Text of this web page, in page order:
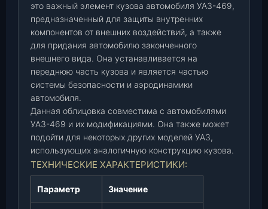
4
(
А
З
(
0
4
6
9
0
это важный элемент кузова автомобиля УАЗ-469,
предназначенный для защиты внутренних
компонентов от внешних воздействий, а также
для придания автомобилю законченного
внешнего вида. Она устанавливается на
переднюю часть кузова и является частью
системы безопасности и аэродинамики
автомобиля.
Данная облицовка совместима с автомобилями
УАЗ-469 и их модификациями. Она также может
подойти для некоторых других моделей УАЗ,
использующих аналогичную конструкцию кузова.
ТЕХНИЧЕСКИЕ ХАРАКТЕРИСТИКИ:
Параметр Значение